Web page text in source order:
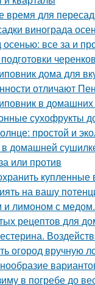
время для
винограда
все за и
дома для
отличают
в домашних
сухофрукты
простой и
домашней
или против
купленные
на вашу
и лимоном с
рецептов для
огород вручную
в погребе до